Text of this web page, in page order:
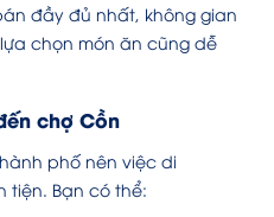
đầy đủ nhất, không gian
chọn món ăn cũng dễ
chợ Cồn
phố nên việc di
tiện. Bạn có thể: